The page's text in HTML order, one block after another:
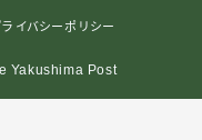
ライバシーポリシー
Yakushima Post